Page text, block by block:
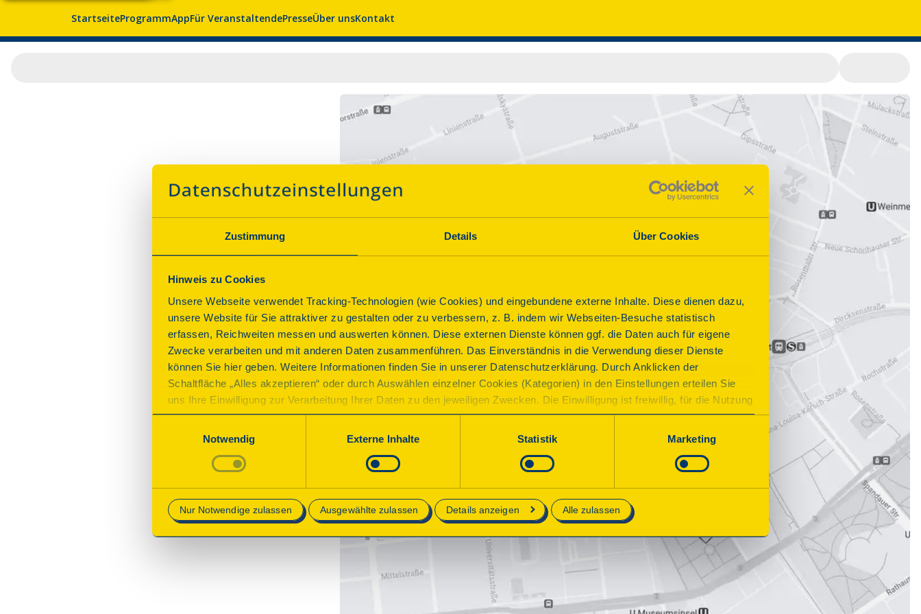
Zustimmung Details Über Cookies
Hinweis zu Cookies
Unsere Webseite verwendet Tracking-Technologien (wie Cookies) und eingebundene externe Inhalte. Diese dienen dazu,
unsere Website für Sie attraktiver zu gestalten oder zu verbessern, z. B. indem wir Webseiten-Besuche statistisch
erfassen, Reichweiten messen und auswerten können. Diese externen Dienste können ggf. die Daten auch für eigene
Zwecke verarbeiten und mit anderen Daten zusammenführen. Das Einverständnis in die Verwendung dieser Dienste
können Sie hier geben. Weitere Informationen finden Sie in unserer Datenschutzerklärung. Durch Anklicken der
Schaltfläche „Alles akzeptieren“ oder durch Auswählen einzelner Cookies (Kategorien) in den Einstellungen erteilen Sie
uns Ihre Einwilligung zur Verarbeitung Ihrer Daten zu den jeweiligen Zwecken. Die Einwilligung ist freiwillig, für die Nutzung
des Onlineangebots nicht erforderlich und kann jederzeit aktualisiert oder widerrufen werden. Wenn Sie das Consent Tool
mit „Speichern“ bestätigen, werden nur essenzielle Cookies auf der Webseite gesetzt, die technisch notwendig und für den
Notwendig
Externe Inhalte Statistik Marketing
Nur Notwendige zulassen Ausgewählte zulassen Details anzeigen Alle zulassen
StartseiteProgrammAppFür VeranstaltendePresseÜber unsKontakt